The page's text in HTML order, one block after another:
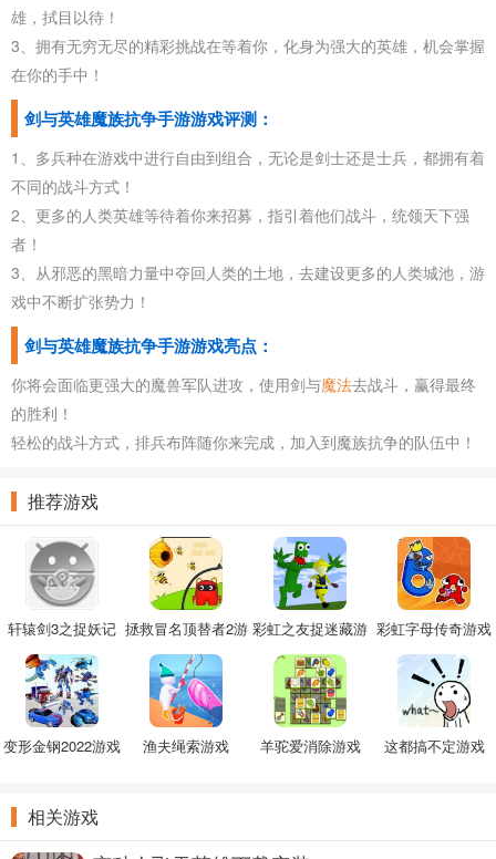
雄，拭目以待！
3、拥有无穷无尽的精彩挑战在等着你，化身为强大的英雄，机会掌握
在你的手中！
剑与英雄魔族抗争手游游戏评测：
1、多兵种在游戏中进行自由到组合，无论是剑士还是士兵，都拥有着
不同的战斗方式！
2、更多的人类英雄等待着你来招募，指引着他们战斗，统领天下强
者！
3、从邪恶的黑暗力量中夺回人类的土地，去建设更多的人类城池，游
戏中不断扩张势力！
剑与英雄魔族抗争手游游戏亮点：
你将会面临更强大的魔兽军队进攻，使用剑与魔法去战斗，赢得最终
的胜利！
轻松的战斗方式，排兵布阵随你来完成，加入到魔族抗争的队伍中！
推荐游戏
轩辕剑3之捉妖记 拯救冒名顶替者2游
戏
彩虹之友捉迷藏游
戏
彩虹字母传奇游戏
变形金钢2022游戏 渔夫绳索游戏 羊驼爱消除游戏 这都搞不定游戏
相关游戏